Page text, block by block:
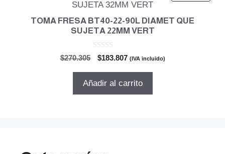
TOMA FRESA BT40-22-90L DIAMET QUE
SUJETA 22MM VERT
$270.305
El
original
$183.807El
actual
(IVA incluido)
Añadir al carrito